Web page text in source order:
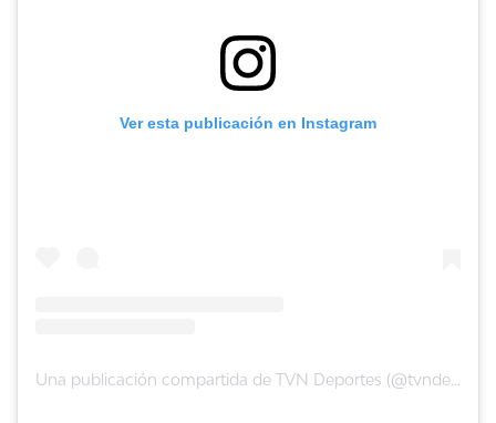
Ver esta publicación en Instagram